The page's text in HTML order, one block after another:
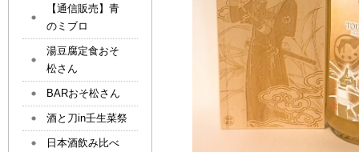
【通信販売】青
のミブロ
湯豆腐定食おそ
松さん
BARおそ松さん
酒と刀in壬生菜祭
日本酒飲み比べ